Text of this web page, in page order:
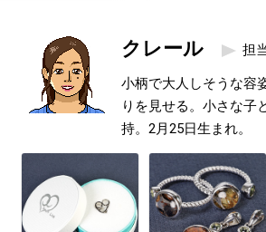
クレール 担
小柄で大人しそうな容
りを見せる。小さな子
持。2月25日生まれ。